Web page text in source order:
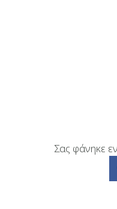
Σας φάνηκε